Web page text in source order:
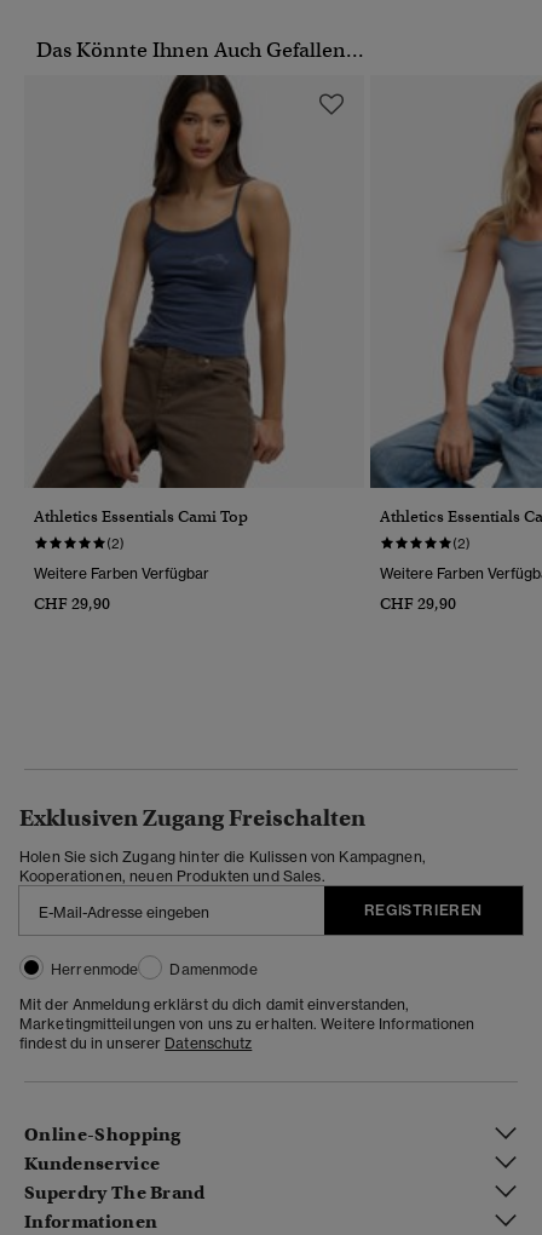
Das Könnte Ihnen Auch Gefallen...
Athletics Essentials Cami Top
(2)
Weitere Farben Verfügbar
CHF 29,90
Athletics Essentials
(2)
Weitere Farben
CHF 29,90
Exklusiven Zugang Freischalten
Holen Sie sich Zugang hinter die Kulissen von Kampagnen,
Kooperationen, neuen Produkten und Sales.
REGISTRIEREN
Herrenmode
Damenmode
Mit der Anmeldung erklärst du dich damit einverstanden,
Marketingmitteilungen von uns zu erhalten. Weitere Informationen
findest du in unserer Datenschutz
Online-Shopping
Kundenservice
Superdry The Brand
Informationen